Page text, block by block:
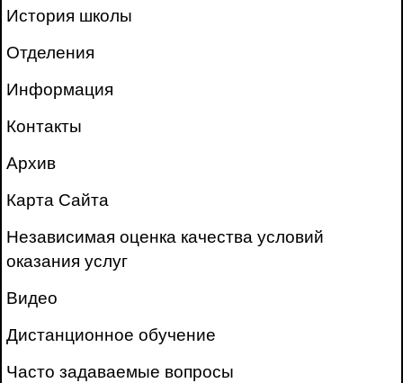
История школы
Отделения
Информация
Контакты
Архив
Карта Сайта
Независимая оценка качества условий
оказания услуг
Видео
Дистанционное обучение
Часто задаваемые вопросы